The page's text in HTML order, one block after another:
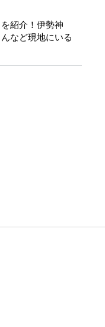
紹介！伊勢神
など現地にいる